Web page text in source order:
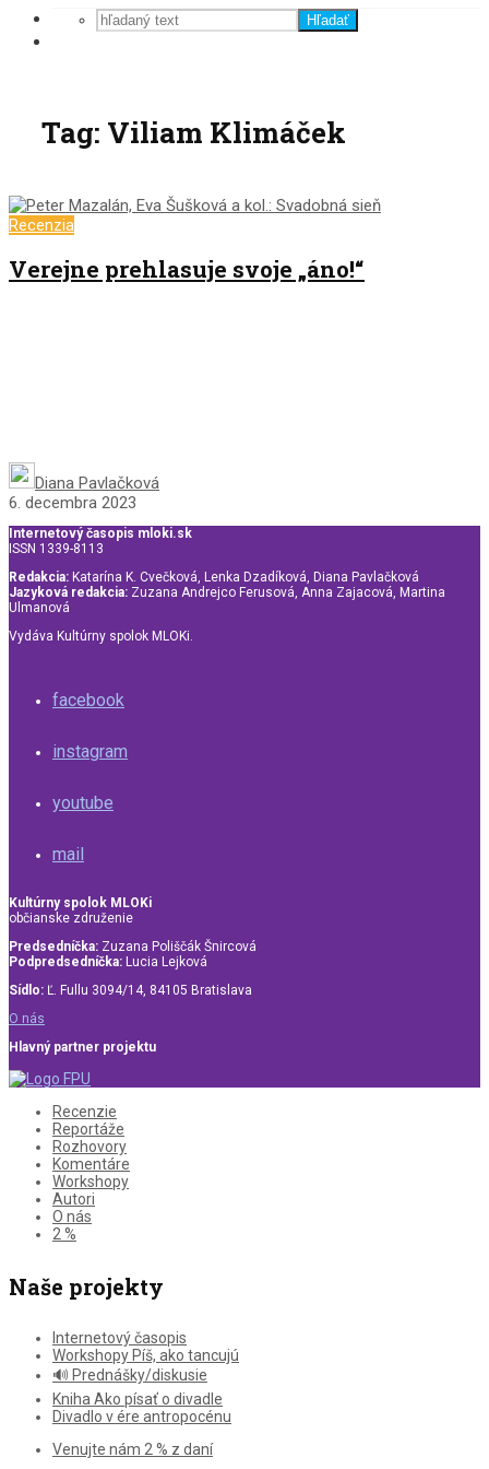
Hľadať
Tag: Viliam Klimáček
Recenzia
Verejne prehlasuje svoje „áno!“
Diana Pavlačková
6. decembra 2023
Internetový časopis mloki.sk
ISSN 1339-8113
Redakcia: Katarína K. Cvečková, Lenka Dzadíková, Diana Pavlačková
Jazyková redakcia: Zuzana Andrejco Ferusová, Anna Zajacová, Martina
Ulmanová
Vydáva Kultúrny spolok MLOKi.
facebook
instagram
youtube
mail
Kultúrny spolok MLOKi
občianske združenie
Predsedníčka: Zuzana Poliščák Šnircová
Podpredsedníčka: Lucia Lejková
Sídlo: Ľ. Fullu 3094/14, 84105 Bratislava
O nás
Hlavný partner projektu
Recenzie
Reportáže
Rozhovory
Komentáre
Workshopy
Autori
O nás
2 %
Naše projekty
Internetový časopis
Workshopy Píš, ako tancujú
🔊 Prednášky/diskusie
Kniha Ako písať o divadle
Divadlo v ére antropocénu
Venujte nám 2 % z daní